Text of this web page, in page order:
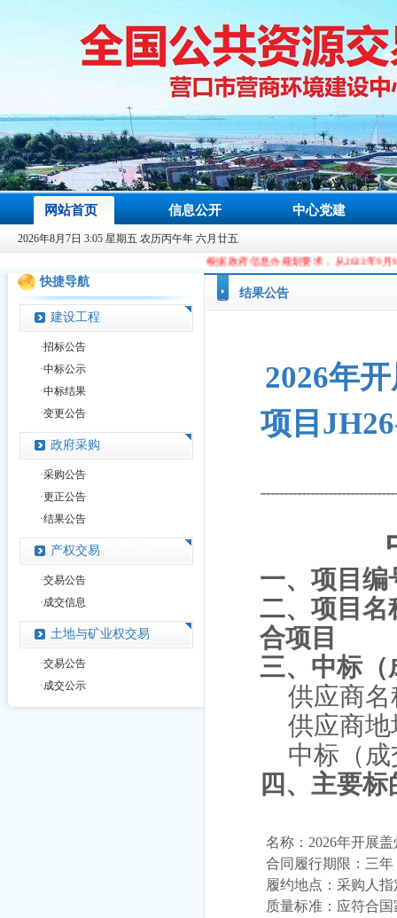
网站首页 信息公开 中心党建
2026年8月7日 3:05 星期五 农历丙午年 六月廿五
根据政府信息办规划要求，从2023年9月9日起
快捷导航
建设工程
·招标公告
·中标公示
·中标结果
·变更公告
政府采购
·采购公告
·更正公告
·结果公告
产权交易
·交易公告
·成交信息
土地与矿业权交易
·交易公告
·成交公示
结果公告
2026年
项目
一、项目编
二、项目名
合项目
三、中标（
供应商
供应商
中标（
四、主要
名称： 2026年开展
合同履行期限： 三
履约地点：采购人
质量标准：应符合